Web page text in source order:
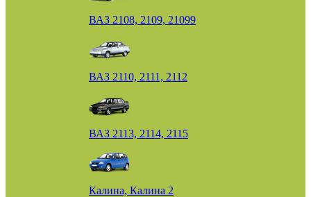
ВАЗ 2108, 2109, 21099
ВАЗ 2110, 2111, 2112
ВАЗ 2113, 2114, 2115
Калина, Калина 2